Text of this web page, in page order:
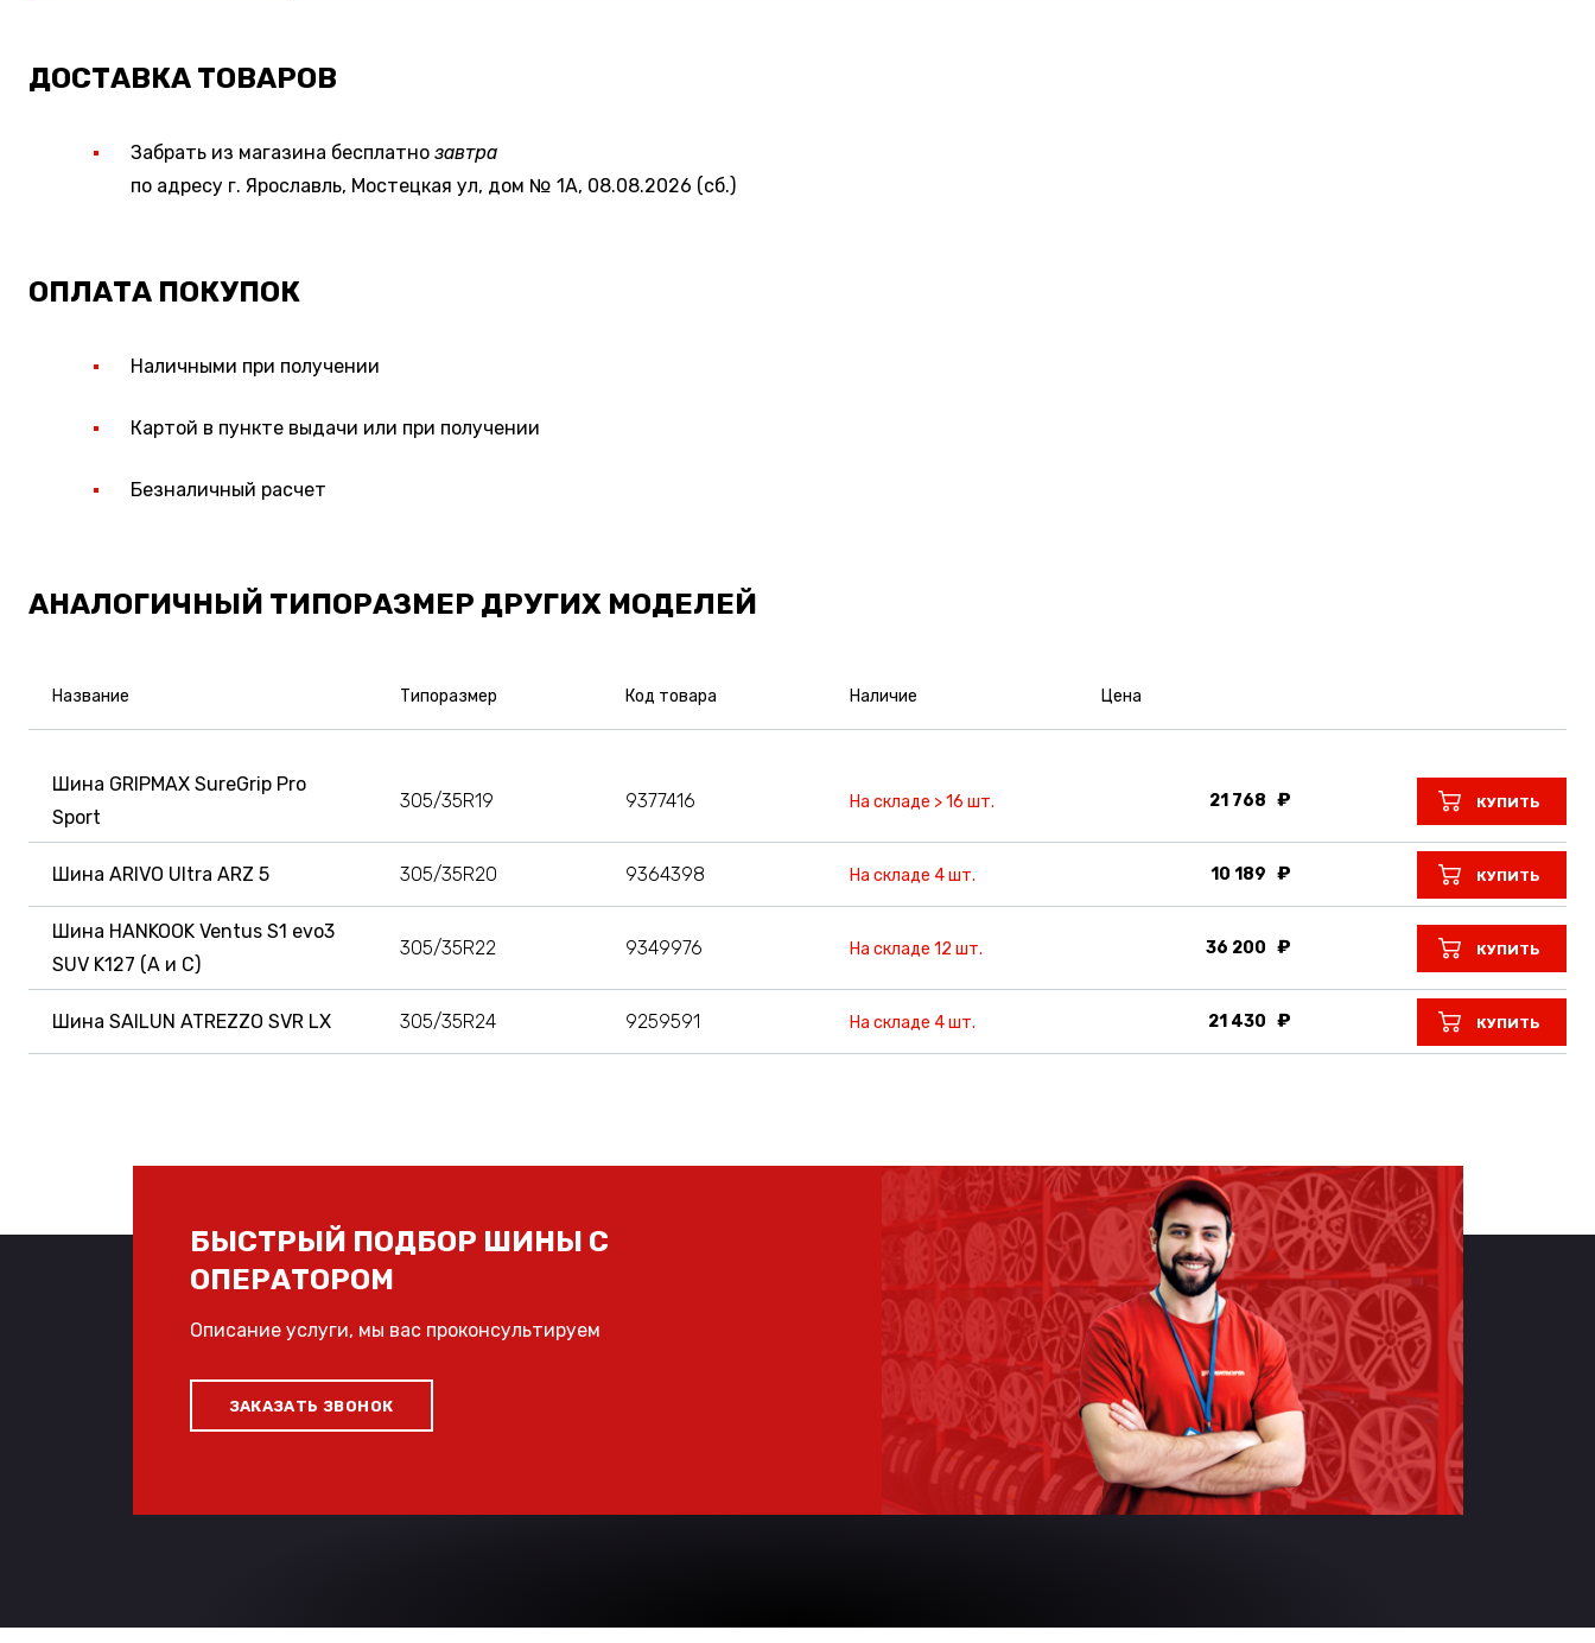
ДОСТАВКА ТОВАРОВ
Забрать из магазина бесплатно завтра
по адресу г. Ярославль, Мостецкая ул, дом № 1А, 08.08.2026 (сб.)
ОПЛАТА ПОКУПОК
Наличными при получении
Картой в пункте выдачи или при получении
Безналичный расчет
АНАЛОГИЧНЫЙ ТИПОРАЗМЕР ДРУГИХ МОДЕЛЕЙ
Название Типоразмер Код товара Наличие Цена
Шина GRIPMAX SureGrip Pro
Sport
305/35R19 9377416 На складе > 16 шт. 21 768 КУПИТЬ
Шина ARIVO Ultra ARZ 5 305/35R20 9364398 На складе 4 шт. 10 189 КУПИТЬ
Шина HANKOOK Ventus S1 evo3
SUV K127 (A и C)
305/35R22 9349976 На складе 12 шт. 36 200 КУПИТЬ
Шина SAILUN ATREZZO SVR LX 305/35R24 9259591 На складе 4 шт. 21 430 КУПИТЬ
БЫСТРЫЙ ПОДБОР ШИНЫ С
ОПЕРАТОРОМ
Описание услуги, мы вас проконсультируем
ЗАКАЗАТЬ ЗВОНОК